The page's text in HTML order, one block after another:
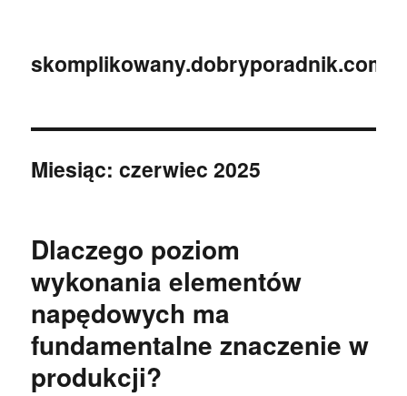
Miesiąc:czerwiec 2025
Dlaczego poziom
wykonania elementów
napędowych ma
fundamentalne znaczenie w
produkcji?